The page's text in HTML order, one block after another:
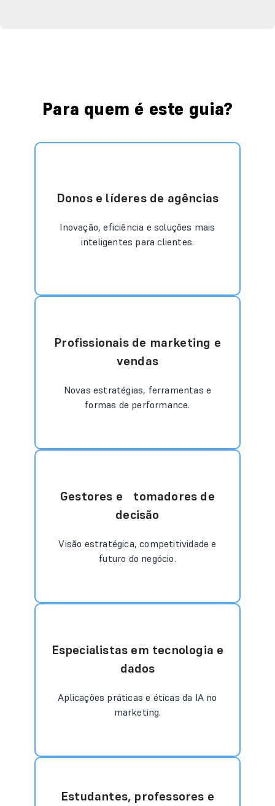
Para quem é este guia?
Donos e líderes de agências
Inovação, eficiência e soluções mais
inteligentes para clientes.
Profissionais de marketing e
vendas
Novas estratégias, ferramentas e
formas de performance.
Gestores e tomadores de
decisão
Visão estratégica, competitividade e
futuro do negócio.
Especialistas em tecnologia e
dados
Aplicações práticas e éticas da IA no
marketing.
Estudantes, professores e